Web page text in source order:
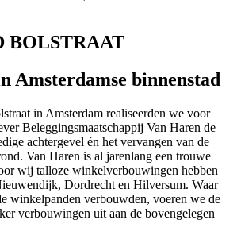
BOLSTRAAT
Amsterdamse binnenstad
in Amsterdam realiseerden we voor
Beleggingsmaatschappij Van Haren de
achtergevel én het vervangen van de
Van Haren is al jarenlang een trouwe
wij talloze winkelverbouwingen hebben
Dordrecht en Hilversum. Waar
winkelpanden verbouwden, voeren we de
verbouwingen uit aan de bovengelegen